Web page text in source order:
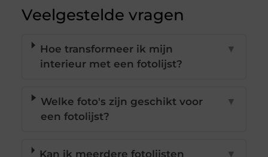
Veelgestelde vragen
Hoe transformeer ik mijn
interieur met een fotolijst?
▼
Welke foto's zijn geschikt voor
een fotolijst?
▼
Kan ik meerdere fotolijsten ▼